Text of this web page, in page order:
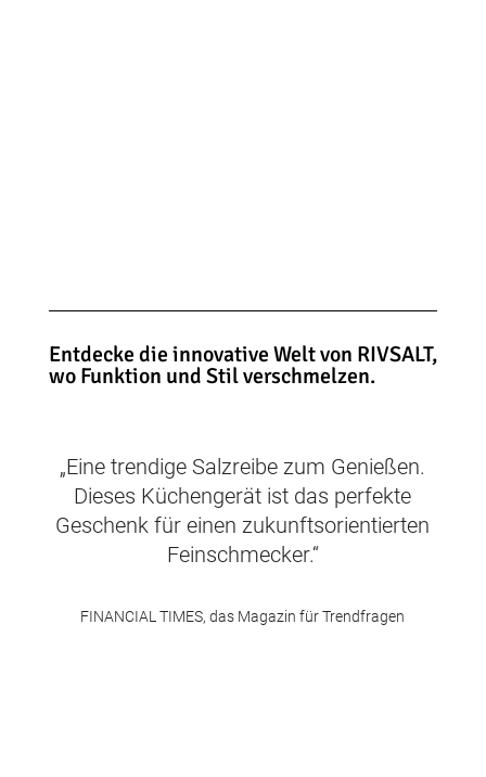
Entdecke die innovative Welt von RIVSALT,
wo Funktion und Stil verschmelzen.
„Eine trendige Salzreibe zum Genießen.
Dieses Küchengerät ist das perfekte
Geschenk für einen zukunftsorientierten
Feinschmecker.“
FINANCIAL TIMES, das Magazin für Trendfragen